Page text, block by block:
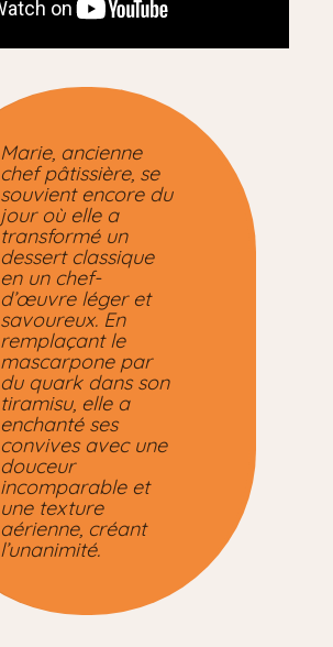
Marie, ancienne
chef pâtissière, se
souvient encore du
jour où elle a
transformé un
dessert classique
en un chef-
d’œuvre léger et
savoureux. En
remplaçant le
mascarpone par
du quark dans son
tiramisu, elle a
enchanté ses
convives avec une
douceur
incomparable et
une texture
aérienne, créant
l’unanimité.